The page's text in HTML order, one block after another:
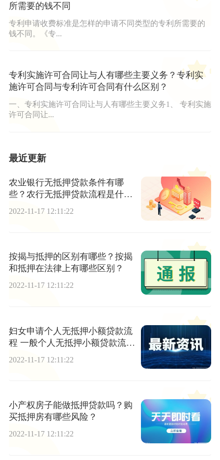
所需要的钱不同
专利申请收费标准是怎样的申请不同类型的专利所需要的
钱不同。《专...
专利实施许可合同让与人有哪些主要义务？专利实
施许可合同与专利许可合同有什么区别？
一、专利实施许可合同让与人有哪些主要义务1、 专利实施
许可合同让...
最近更新
农业银行无抵押贷款条件有哪
些？农行无抵押贷款流程是什
么？
2022-11-17 12:11:22
按揭与抵押的区别有哪些？按揭
和抵押在法律上有哪些区别？
2022-11-17 12:11:22
妇女申请个人无抵押小额贷款流
程 一般个人无抵押小额贷款流程
2022-11-17 12:11:22
小产权房子能做抵押贷款吗？购
买抵押房有哪些风险？
2022-11-17 12:11:22